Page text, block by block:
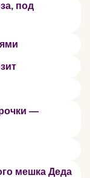
под
—
мешка Деда